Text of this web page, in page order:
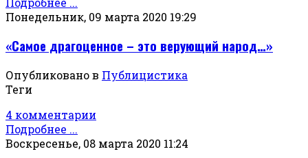
Понедельник, 09 марта 2020 19:29
«Самое драгоценное – это верующий народ…»
Опубликовано в Публицистика
Теги
4 комментарии
Подробнее ...
Воскресенье, 08 марта 2020 11:24